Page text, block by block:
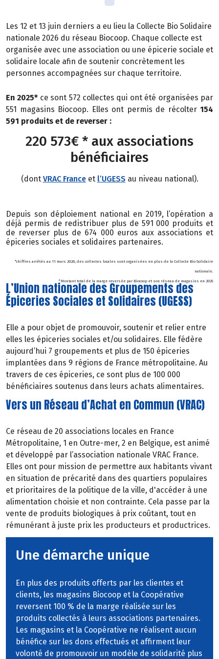
Les 12 et 13 juin derniers a eu lieu la Collecte Bio Solidaire
nationale 2026 du réseau Biocoop. Chaque collecte est
organisée avec une association ou une épicerie sociale et
solidaire locale afin de soutenir concrètement les
personnes accompagnées sur chaque territoire.
En 2025* ce sont 572 collectes qui ont été organisées par
551 magasins Biocoop. Elles ont permis de récolter 154
591 produits et de reverser :
220 573€ * aux associations
bénéficiaires
(dont VRAC Franceet l’UGESS au niveau national).
Depuis son déploiement national en 2019, l’opération a
déjà permis de redistribuer plus de 591 000 produits et
de reverser plus de 674 000 euros aux associations et
épiceries sociales et solidaires partenaires.
*chiffres arrêtés au 11 mars 2026, des collectes locales sont organisées en plus de la Collecte Bio Solidaire
nationale.
* Montant total de la marge reversée par Biocoop et son réseau de magasins en 2025
L’Union nationale des Groupements des
Épiceries Sociales et Solidaires (UGESS)
Elle a pour objet de promouvoir, soutenir et relier entre
elles les épiceries sociales et/ou solidaires. Elle fédère
aujourd’hui 7 groupements et plus de 150 épiceries
implantées dans 9 régions de France métropolitaine. Au
travers de ces épiceries, ce sont plus de 100 000
bénéficiaires soutenus dans leurs achats alimentaires.
Vers un Réseau d’Achat en Commun (VRAC)
Ce réseau de 20 associations locales en France
Métropolitaine, 1 en Outre-mer, 2 en Belgique, est animé
et développé par l’association nationale VRAC France.
Elles ont pour mission de permettre aux habitants vivant
en situation de précarité dans des quartiers populaires
et prioritaires de la politique de la ville, d'accéder à une
alimentation choisie et non contrainte. Cela passe par la
vente de produits biologiques à prix coûtant, tout en
rémunérant à juste prix les producteurs et productrices.
Une démarche unique
En plus des produits offerts par les clientes et
clients, les magasins Biocoop et la Coopérative
reversent 100 % de la marge réalisée sur les
produits collectés à leurs associations partenaires.
Les magasins et la Coopérative ne réalisent aucun
bénéfice sur les dons effectués et affirment leur
volonté de promouvoir un modèle de solidarité plus